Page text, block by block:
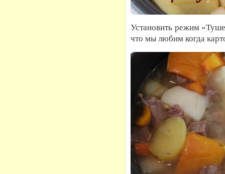
Установить режим
что мы любим когда